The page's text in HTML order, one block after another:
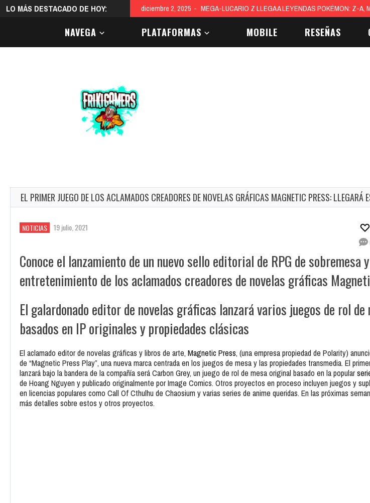
LO MÁS DESTACADO DE HOY: diciembre 2, 2025 MEGA-LUCARIO Z LLEGA A LEYENDAS POKÉMON: Z-A,
NAVEGA PLATAFORMAS MOBILE RESEÑAS
EL PRIMER JUEGO DE LOS ACLAMADOS CREADORES DE NOVELAS GRÁFICAS MAGNETIC PRESS: LLEGARÁ
NOTICIAS 19 julio, 2021
Conoce el lanzamiento de un nuevo sello editorial de RPG de sobremesa
entretenimiento de los aclamados creadores de novelas gráficas
El galardonado editor de novelas gráficas lanzará varios juegos de rol de
basados ​​en IP originales y propiedades clásicas
El aclamado editor de novelas gráficas y libros de arte, Magnetic Press, (una empresa propiedad de Polarity)
de “Magnetic Press Play”, una nueva marca centrada en los juegos de mesa y las propiedades transmedia. El
lanzará bajo la bandera de la compañía será Carbon Grey, un juego de rol de mesa original basado en la popular
de Hoang Nguyen y publicado originalmente por Image Comics. Otros proyectos en proceso incluyen juegos y
en licencias populares como Call Of Cthulhu de Chaosium y varias series de anime queridas. En las próximas
más detalles sobre estos y otros proyectos.